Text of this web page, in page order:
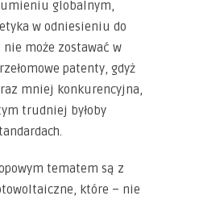
globalnym,
w odniesieniu do
może zostawać w
patenty, gdyż
mniej konkurencyjna,
trudniej byłoby
tematem są z
które – nie